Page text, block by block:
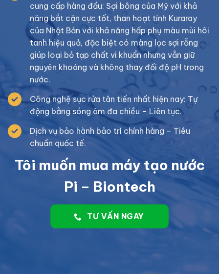
cung cấp hàng đầu: Sợi bông của Mỹ với khả
năng bắt cặn cực tốt, than hoạt tính Kuraray
của Nhật Bản với khả năng hấp phụ màu mùi hôi
tanh hiệu quả, đặc biệt có màng lọc sợi rỗng
giúp loại bỏ tạp chất vi khuẩn nhưng vẫn giữ
nguyên khoáng và không thay đổi độ pH trong
nước.
Công nghệ sục rửa tân tiến nhất hiện nay: Tự
động bằng sóng âm đa chiều – Liên tục.
Dịch vụ bảo hành bảo trì chính hàng – Tiêu
chuẩn quốc tế.
Tôi muốn mua máy tạo nước
Pi – Biontech
TƯ VẤN NGAY